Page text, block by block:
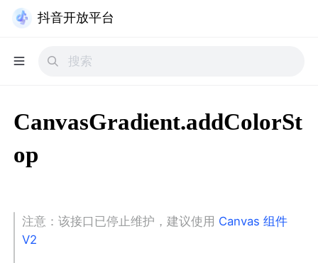
抖音开放平台
CanvasGradient.addColorSt
op
注意：该接口已停止维护，建议使用 Canvas 组件
V2